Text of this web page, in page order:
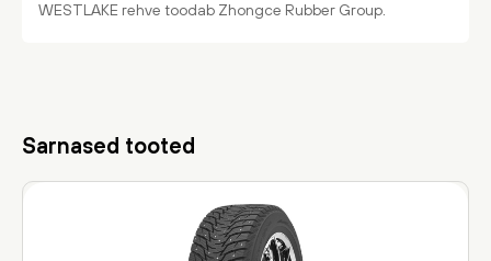
WESTLAKE rehve toodab Zhongce Rubber Group.
Sarnased tooted